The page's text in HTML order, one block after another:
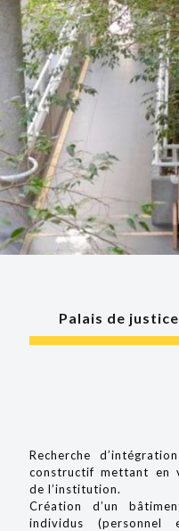
Palais de
Recherche
constructif mettant en
de l’institution.
Création d’un
individus